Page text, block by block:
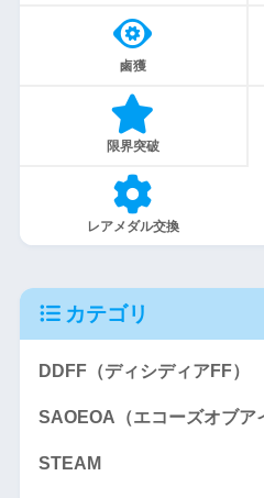
鹵獲
限界突破
レアメダル交換
カテゴリ
DDFF（ディシディアFF）
SAOEOA（エコーズオブア
STEAM